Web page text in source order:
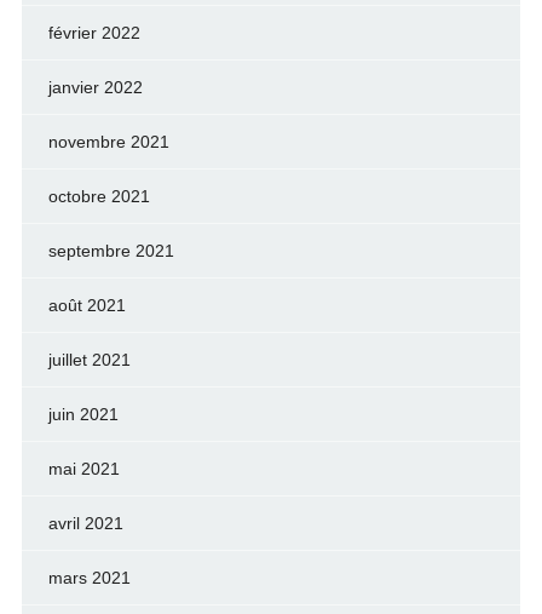
février 2022
janvier 2022
novembre 2021
octobre 2021
septembre 2021
août 2021
juillet 2021
juin 2021
mai 2021
avril 2021
mars 2021